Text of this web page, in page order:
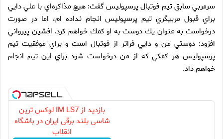
سرمربي سابق تيم فوتبال پرسپوليس گفت: هيچ مذاكره‌اي با علي دايي
براي قبول مربيگري تيم پرسپوليس انجام نداده ام، اما در صورت
درخواست به عنوان يك دوست به او كمك خواهم كرد. افشين پيرواني
افزود: دوستي من و دايي فراتر از فوتبال است و براي موفقيت تيم
پرسپوليس هر كمكي كه از من درخواست شود براي اين تيم انجام
خواهم داد.
بازدید از IM LS7 لوکس ترین
شاسی بلند برقی ایران در باشگاه
انقلاب